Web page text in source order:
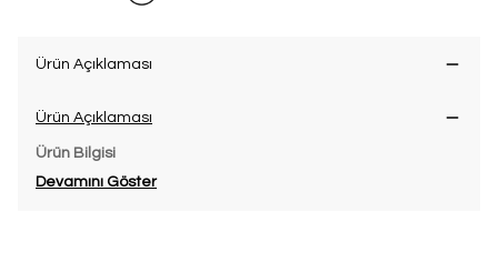
Ürün Açıklaması
Ürün Açıklaması
Ürün Bilgisi
Devamını Göster